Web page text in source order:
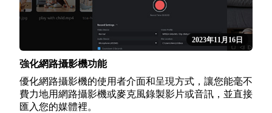
2023年11月16日
強化網路攝影機功能
優化網路攝影機的使用者介面和呈現方式，讓您能毫不
費力地用網路攝影機或麥克風錄製影片或音訊，並直接
匯入您的媒體裡。